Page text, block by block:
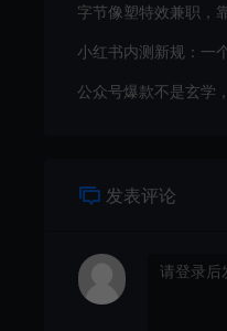
字节像塑特效兼职，
小红书内测新规：一
公众号爆款不是玄学
发表评论